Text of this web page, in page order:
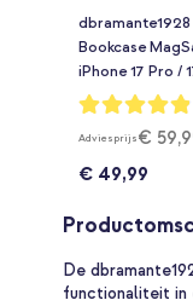
dbramante1928
Bookcase
iPhone 17 Pro /
Zwart
Waardering:
97%
Adviesprijs€
€ 49,99
De
functionaliteit in